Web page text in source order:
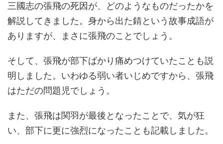
三國志の張飛の死因が、どのようなものだったかを
解説してきました。身から出た錆という故事成語が
ありますが、まさに張飛のことでしょう。
そして、張飛が部下ばかり痛めつけていたことも説
明しました。いわゆる弱い者いじめですから、張飛
はただの問題児でしょう。
また、張飛は関羽が最後となったことで、気が狂
い、部下に更に強烈になったことも記載しました。